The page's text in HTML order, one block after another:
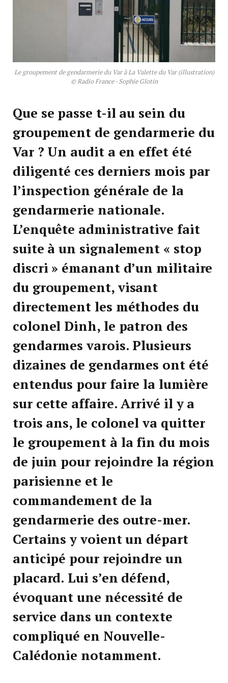
Le groupement de gendarmerie du Var à La Valette du Var (illustration)
© Radio France - Sophie Glotin
Que se passe t-il au sein du
groupement de gendarmerie du
Var ? Un audit a en effet été
diligenté ces derniers mois par
l’inspection générale de la
gendarmerie nationale.
L’enquête administrative fait
suite à un signalement « stop
discri » émanant d’un militaire
du groupement, visant
directement les méthodes du
colonel Dinh, le patron des
gendarmes varois. Plusieurs
dizaines de gendarmes ont été
entendus pour faire la lumière
sur cette affaire. Arrivé il y a
trois ans, le colonel va quitter
le groupement à la fin du mois
de juin pour rejoindre la région
parisienne et le
commandement de la
gendarmerie des outre-mer.
Certains y voient un départ
anticipé pour rejoindre un
placard. Lui s’en défend,
évoquant une nécessité de
service dans un contexte
compliqué en Nouvelle-
Calédonie notamment.